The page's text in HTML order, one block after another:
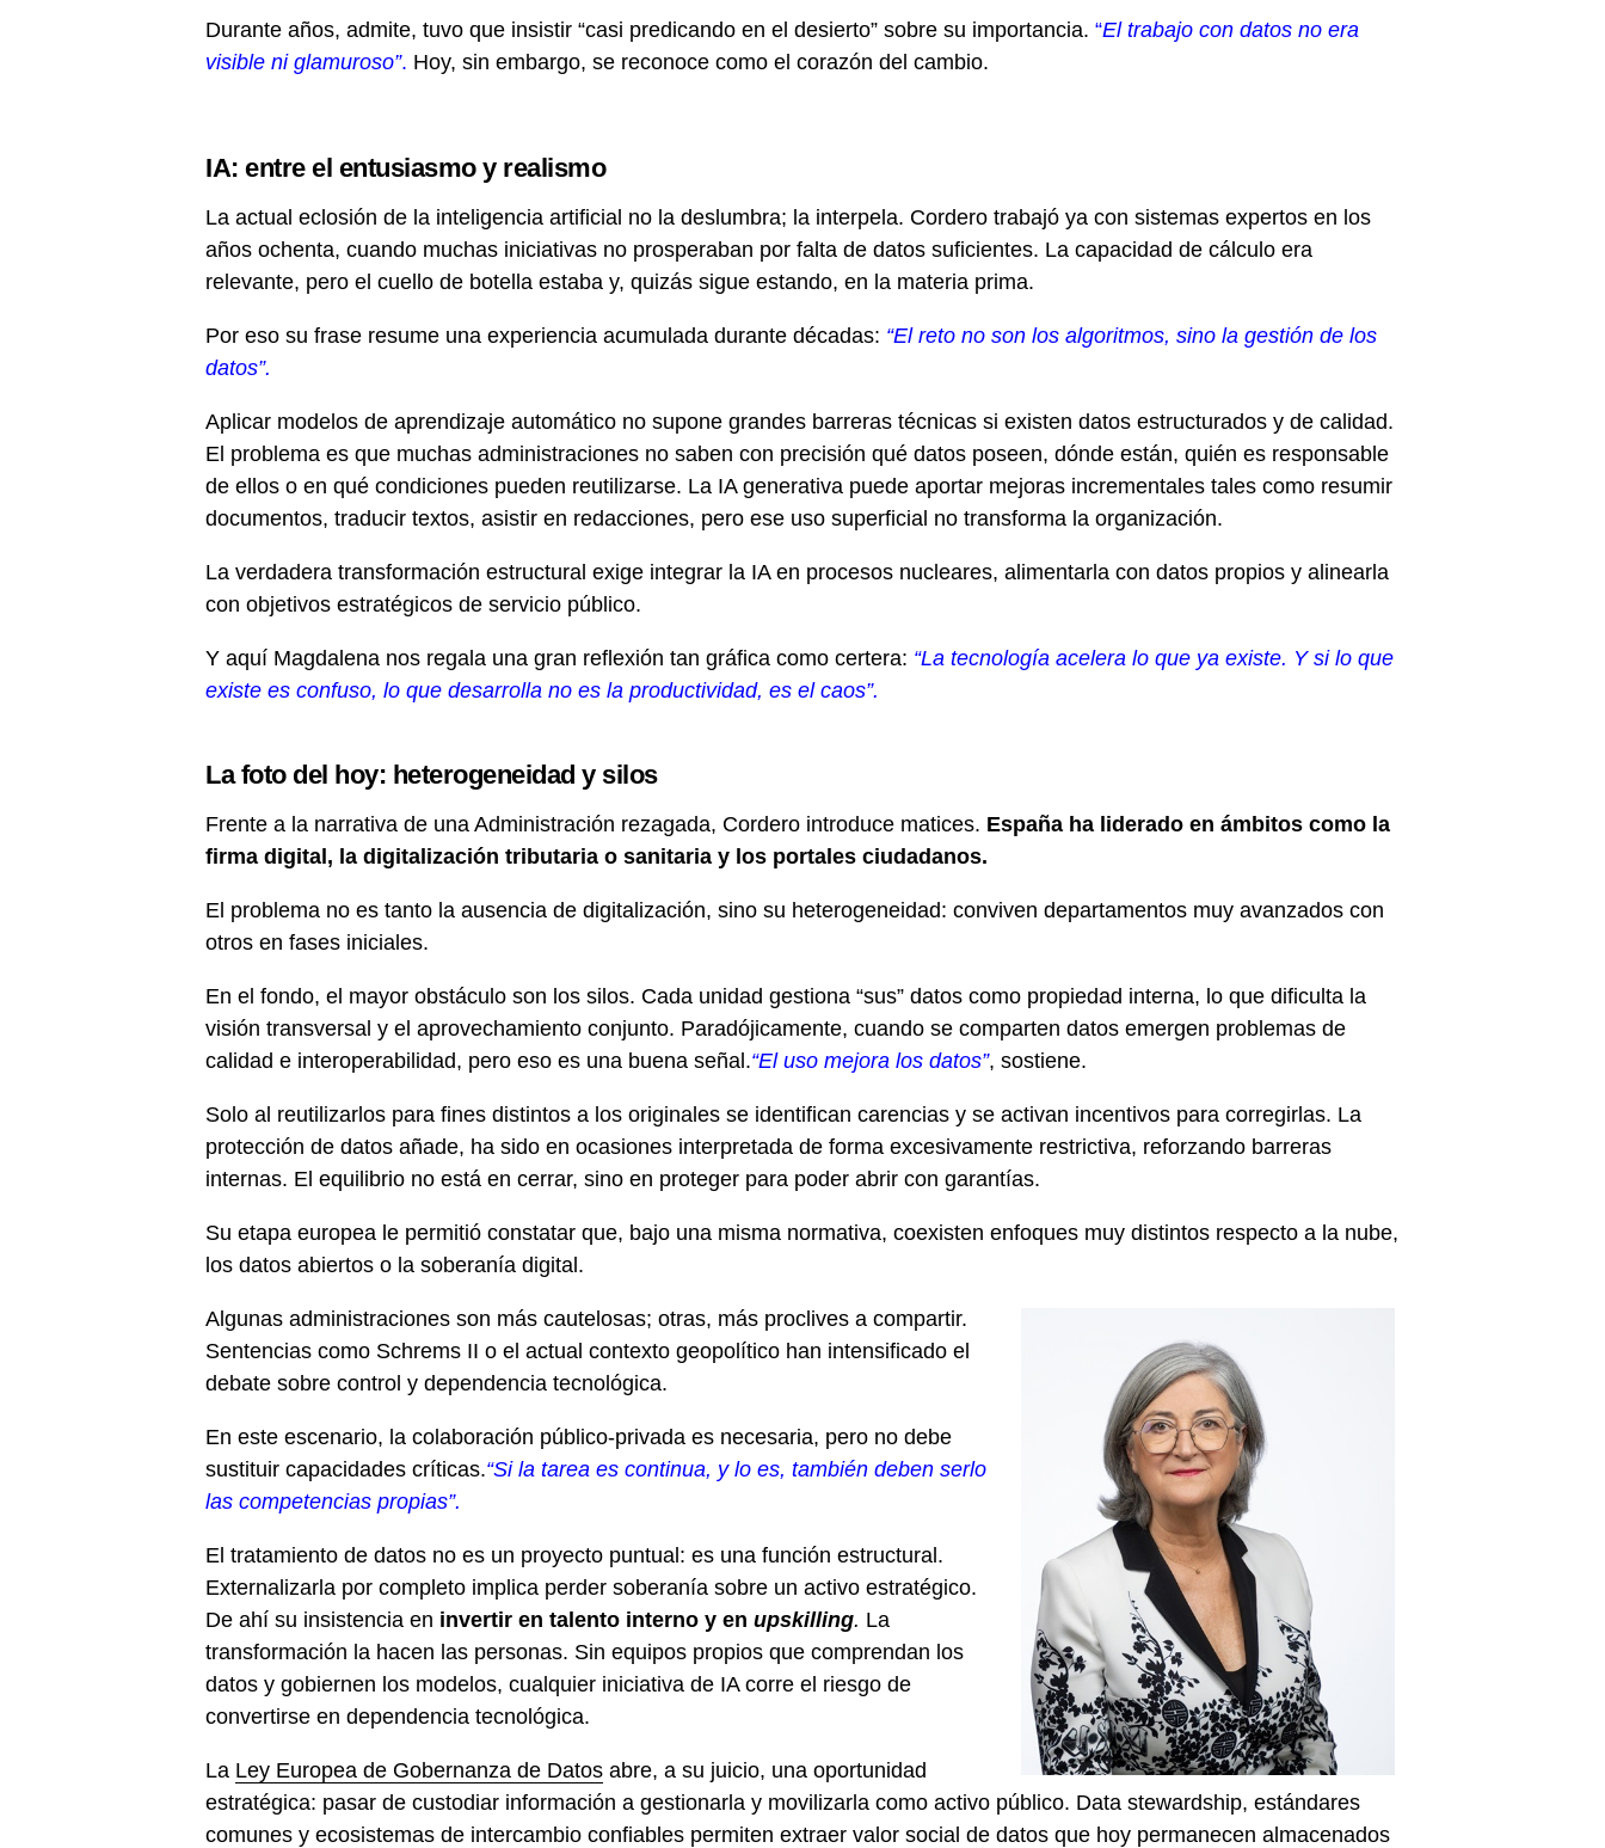
Durante años, admite, tuvo que insistir “casi predicando en el desierto” sobre su importancia. “El trabajo con datos no era
visible ni glamuroso”. Hoy, sin embargo, se reconoce como el corazón del cambio.
IA: entre el entusiasmo y realismo
La actual eclosión de la inteligencia artificial no la deslumbra; la interpela. Cordero trabajó ya con sistemas expertos en los
años ochenta, cuando muchas iniciativas no prosperaban por falta de datos suficientes. La capacidad de cálculo era
relevante, pero el cuello de botella estaba y, quizás sigue estando, en la materia prima.
Por eso su frase resume una experiencia acumulada durante décadas: “El reto no son los algoritmos, sino la gestión de los
datos”.
Aplicar modelos de aprendizaje automático no supone grandes barreras técnicas si existen datos estructurados y de calidad.
El problema es que muchas administraciones no saben con precisión qué datos poseen, dónde están, quién es responsable
de ellos o en qué condiciones pueden reutilizarse. La IA generativa puede aportar mejoras incrementales tales como resumir
documentos, traducir textos, asistir en redacciones, pero ese uso superficial no transforma la organización.
La verdadera transformación estructural exige integrar la IA en procesos nucleares, alimentarla con datos propios y alinearla
con objetivos estratégicos de servicio público.
Y aquí Magdalena nos regala una gran reflexión tan gráfica como certera: “La tecnología acelera lo que ya existe. Y si lo que
existe es confuso, lo que desarrolla no es la productividad, es el caos”.
La foto del hoy: heterogeneidad y silos
Frente a la narrativa de una Administración rezagada, Cordero introduce matices. España ha liderado en ámbitos como la
firma digital, la digitalización tributaria o sanitaria y los portales ciudadanos.
El problema no es tanto la ausencia de digitalización, sino su heterogeneidad: conviven departamentos muy avanzados con
otros en fases iniciales.
En el fondo, el mayor obstáculo son los silos. Cada unidad gestiona “sus” datos como propiedad interna, lo que dificulta la
visión transversal y el aprovechamiento conjunto. Paradójicamente, cuando se comparten datos emergen problemas de
calidad e interoperabilidad, pero eso es una buena señal.“El uso mejora los datos”, sostiene.
Solo al reutilizarlos para fines distintos a los originales se identifican carencias y se activan incentivos para corregirlas. La
protección de datos añade, ha sido en ocasiones interpretada de forma excesivamente restrictiva, reforzando barreras
internas. El equilibrio no está en cerrar, sino en proteger para poder abrir con garantías.
Su etapa europea le permitió constatar que, bajo una misma normativa, coexisten enfoques muy distintos respecto a la nube,
los datos abiertos o la soberanía digital.
Algunas administraciones son más cautelosas; otras, más proclives a compartir.
Sentencias como Schrems II o el actual contexto geopolítico han intensificado el
debate sobre control y dependencia tecnológica.
En este escenario, la colaboración público-privada es necesaria, pero no debe
sustituir capacidades críticas.“Si la tarea es continua, y lo es, también deben serlo
las competencias propias”.
El tratamiento de datos no es un proyecto puntual: es una función estructural.
Externalizarla por completo implica perder soberanía sobre un activo estratégico.
De ahí su insistencia en invertir en talento interno y en upskilling. La
transformación la hacen las personas. Sin equipos propios que comprendan los
datos y gobiernen los modelos, cualquier iniciativa de IA corre el riesgo de
convertirse en dependencia tecnológica.
La Ley Europea de Gobernanza de Datos abre, a su juicio, una oportunidad
estratégica: pasar de custodiar información a gestionarla y movilizarla como activo público. Data stewardship, estándares
comunes y ecosistemas de intercambio confiables permiten extraer valor social de datos que hoy permanecen almacenados